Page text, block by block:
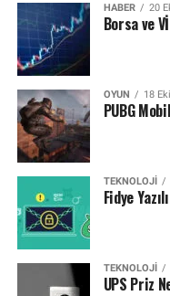
HABER 20
Borsa ve
OYUN 18
PUBG
TEKNOLOJI
Fidye
TEKNOLOJI
UPS Priz